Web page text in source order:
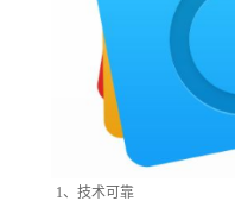
1、技术可靠